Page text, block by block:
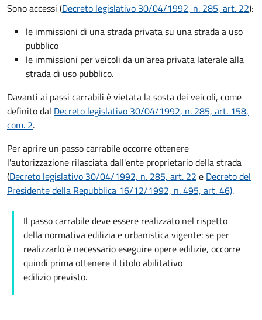
Sono accessi (Decreto legislativo 30/04/1992, n. 285, art. 22):
le immissioni di una strada privata su una strada a uso
pubblico
le immissioni per veicoli da un'area privata laterale alla
strada di uso pubblico.
Davanti ai passi carrabili è vietata la sosta dei veicoli, come
definito dal Decreto legislativo 30/04/1992, n. 285, art. 158,
com. 2.
Per aprire un passo carrabile occorre ottenere
l'autorizzazione rilasciata dall'ente proprietario della strada
(Decreto legislativo 30/04/1992, n. 285, art. 22 e Decreto del
Presidente della Repubblica 16/12/1992, n. 495, art. 46).
Il passo carrabile deve essere realizzato nel rispetto
della normativa edilizia e urbanistica vigente: se per
realizzarlo è necessario eseguire opere edilizie, occorre
quindi prima ottenere il titolo abilitativo
edilizio previsto.